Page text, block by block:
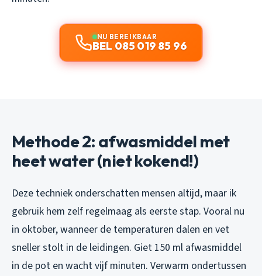
NU BEREIKBAAR
BEL 085 019 85 96
Methode 2: afwasmiddel met
heet water (niet kokend!)
Deze techniek onderschatten mensen altijd, maar ik
gebruik hem zelf regelmaag als eerste stap. Vooral nu
in oktober, wanneer de temperaturen dalen en vet
sneller stolt in de leidingen. Giet 150 ml afwasmiddel
in de pot en wacht vijf minuten. Verwarm ondertussen